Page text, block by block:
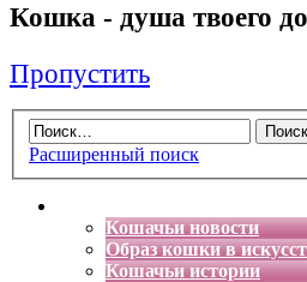
Кошка - душа твоего
Пропустить
Расширенный поиск
Кошачьи новости
Образ кошки в
Кошачьи истории